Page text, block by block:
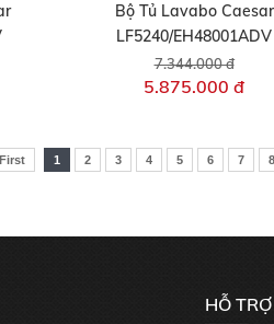
Bộ Tủ Lavabo Caesar
LF5240/EH48001ADV
7.344.000 đ
5.875.000 đ
First 1 2 3 4 5 6 7 8
HỖ